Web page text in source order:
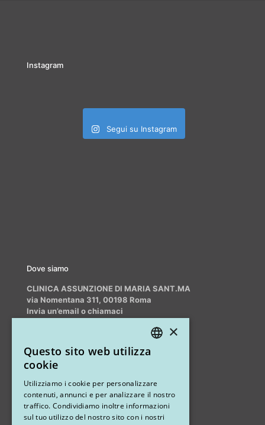
Instagram
Segui su Instagram
Dove siamo
CLINICA ASSUNZIONE DI MARIA SANT.MA
via Nomentana 311, 00198 Roma
Invia un’email o chiamaci
Altri studi
STUDIO MARIANETTI MED
via Sandro Pertini 26, 67051 Avezzano (AQ)
×
Questo sito web utilizza
cookie
Utilizziamo i cookie per personalizzare
contenuti, annunci e per analizzare il nostro
traffico. Condividiamo inoltre informazioni
sul tuo utilizzo del nostro sito con i nostri